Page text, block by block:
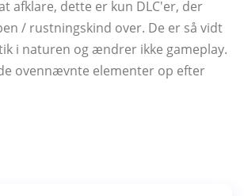
afklare, dette er kun DLC'er, der
/ rustningskind over. De er så vidt
i naturen og ændrer ikke gameplay.
ovennævnte elementer op efter